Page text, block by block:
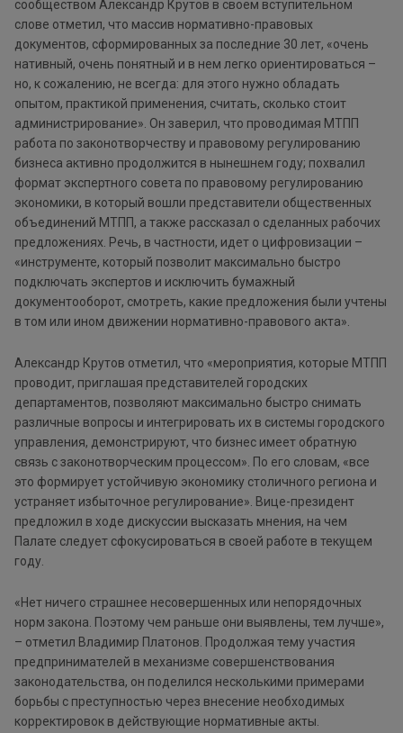
сообществом Александр Крутов в своем вступительном
слове отметил, что массив нормативно-правовых
документов, сформированных за последние 30 лет, «очень
нативный, очень понятный и в нем легко ориентироваться –
но, к сожалению, не всегда: для этого нужно обладать
опытом, практикой применения, считать, сколько стоит
администрирование». Он заверил, что проводимая МТПП
работа по законотворчеству и правовому регулированию
бизнеса активно продолжится в нынешнем году; похвалил
формат экспертного совета по правовому регулированию
экономики, в который вошли представители общественных
объединений МТПП, а также рассказал о сделанных рабочих
предложениях. Речь, в частности, идет о цифровизации –
«инструменте, который позволит максимально быстро
подключать экспертов и исключить бумажный
документооборот, смотреть, какие предложения были учтены
в том или ином движении нормативно-правового акта».
Александр Крутов отметил, что «мероприятия, которые МТПП
проводит, приглашая представителей городских
департаментов, позволяют максимально быстро снимать
различные вопросы и интегрировать их в системы городского
управления, демонстрируют, что бизнес имеет обратную
связь с законотворческим процессом». По его словам, «все
это формирует устойчивую экономику столичного региона и
устраняет избыточное регулирование». Вице-президент
предложил в ходе дискуссии высказать мнения, на чем
Палате следует сфокусироваться в своей работе в текущем
году.
«Нет ничего страшнее несовершенных или непорядочных
норм закона. Поэтому чем раньше они выявлены, тем лучше»,
– отметил Владимир Платонов. Продолжая тему участия
предпринимателей в механизме совершенствования
законодательства, он поделился несколькими примерами
борьбы с преступностью через внесение необходимых
корректировок в действующие нормативные акты.